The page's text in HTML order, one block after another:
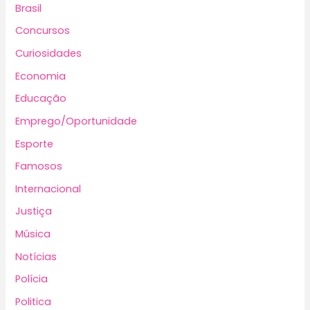
Brasil
Concursos
Curiosidades
Economia
Educação
Emprego/Oportunidade
Esporte
Famosos
Internacional
Justiça
Música
Notícias
Polícia
Politica